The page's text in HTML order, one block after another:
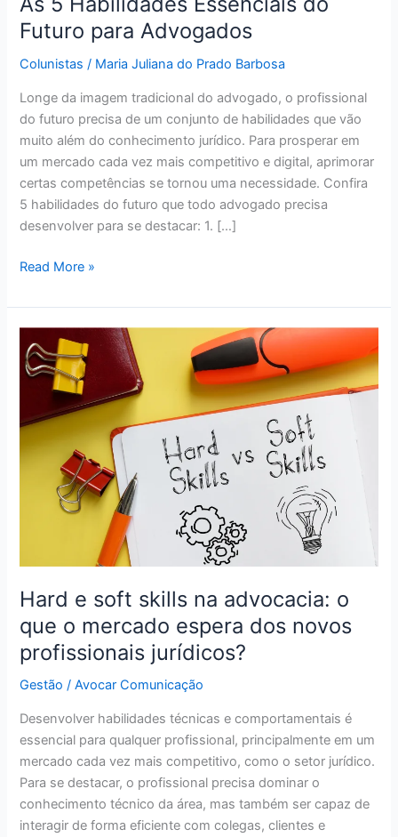
Futuro para Advogados
Colunistas / Maria Juliana do Prado Barbosa
Longe da imagem tradicional do advogado, o profissional
do futuro precisa de um conjunto de habilidades que vão
muito além do conhecimento jurídico. Para prosperar em
um mercado cada vez mais competitivo e digital, aprimorar
certas competências se tornou uma necessidade. Confira
5 habilidades do futuro que todo advogado precisa
desenvolver para se destacar: 1. […]
Essenciais
Futuro
Advogados
Read More »
Hard e soft skills na advocacia: o
que o mercado espera dos novos
profissionais jurídicos?
Gestão /Avocar Comunicação
Desenvolver habilidades técnicas e comportamentais é
essencial para qualquer profissional, principalmente em um
mercado cada vez mais competitivo, como o setor jurídico.
Para se destacar, o profissional precisa dominar o
conhecimento técnico da área, mas também ser capaz de
interagir de forma eficiente com colegas, clientes e
e
soft
na
advocacia:
dos
novos
jurídicos?